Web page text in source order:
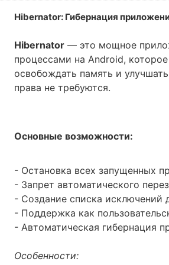
Hibernator: Гибернация
Hibernator — это мощное
процессами на Android,
освобождать память и
права не требуются.
Основные возможности:
- Остановка всех запущенных
- Запрет автоматического
- Создание списка
- Поддержка как
- Автоматическая гибернация
Особенности: